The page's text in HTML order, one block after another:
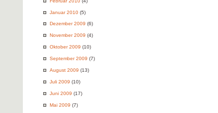
Januar 2010 (5)
Dezember 2009 (6)
November 2009 (4)
Oktober 2009 (10)
September 2009 (7)
August 2009 (13)
Juli 2009 (10)
Juni 2009 (17)
Mai 2009 (7)